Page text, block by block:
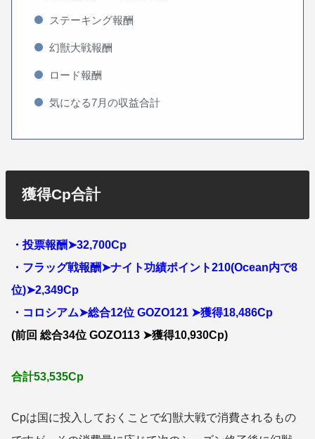
ステーキング報酬
幻獣大戦報酬
ロード報酬
気になる7月の収益合計
獲得Cp合計
・投票報酬➤32,700Cp
・フラッグ戦報酬➤ナイト功績ポイント210(Ocean内で8
位)➤2,349Cp
・コロシアム➤総合12位 GOZO121 ➤獲得18,486Cp
(前回 総合34位 GOZO113 ➤獲得10,930Cp)
合計53,535Cp
Cpは国に投入しておくことで幻獣大戦で消費されるもの